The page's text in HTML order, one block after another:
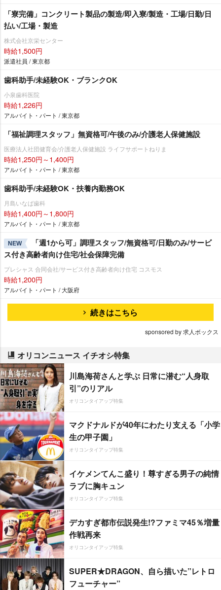
「寮完備」コンクリート製品の製造/即入寮/製造・工場/日勤/日
払い/工場・製造
株式会社京栄センター
時給1,500円
派遣社員 / 東京都
歯科助手/未経験OK・ブランクOK
小泉歯科医院
時給1,226円
アルバイト・パート / 東京都
「福祉調理スタッフ」無資格可/午後のみ/介護老人保健施設
医療法人社団健育会/介護老人保健施設 ライフサポートねりま
時給1,250円～1,400円
アルバイト・パート / 東京都
歯科助手/未経験OK・扶養内勤務OK
月島いなば歯科
時給1,400円～1,800円
アルバイト・パート / 東京都
NEW
「週1から可」調理スタッフ/無資格可/日勤のみ/サービ
ス付き高齢者向け住宅/社会保障完備
プレシャス 合同会社/サービス付き高齢者向け住宅 コスモス
時給1,200円
アルバイト・パート / 大阪府
続きはこちら
sponsored by 求人ボックス
オリコンニュース イチオシ特集
川島海荷さんと学ぶ 日常に潜む“人身取
引”のリアル
オリコンタイアップ特集
マクドナルドが40年にわたり支える「小学
生の甲子園」
オリコンタイアップ特集
イケメンてんこ盛り！尊すぎる男子の純情
ラブに胸キュン
オリコンタイアップ特集
デカすぎ都市伝説発生!?ファミマ45％増量
作戦再来
オリコンタイアップ特集
SUPER★DRAGON、自ら描いた”レトロ
フューチャー”